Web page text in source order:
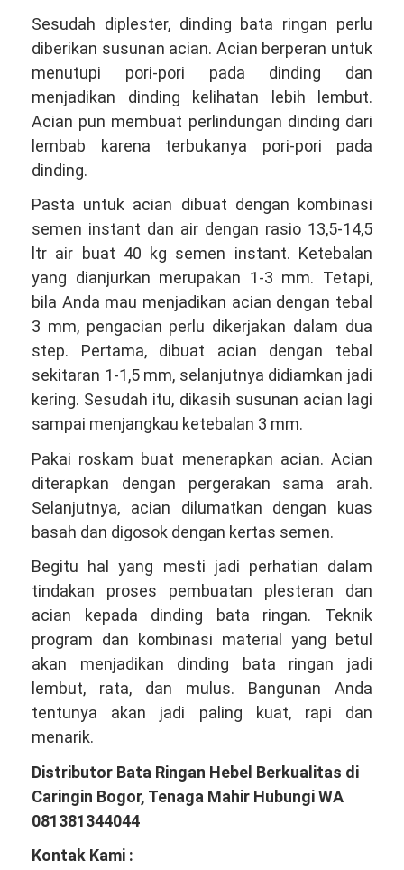
Sesudah diplester, dinding bata ringan perlu
diberikan susunan acian. Acian berperan untuk
menutupi pori-pori pada dinding dan
menjadikan dinding kelihatan lebih lembut.
Acian pun membuat perlindungan dinding dari
lembab karena terbukanya pori-pori pada
dinding.
Pasta untuk acian dibuat dengan kombinasi
semen instant dan air dengan rasio 13,5-14,5
ltr air buat 40 kg semen instant. Ketebalan
yang dianjurkan merupakan 1-3 mm. Tetapi,
bila Anda mau menjadikan acian dengan tebal
3 mm, pengacian perlu dikerjakan dalam dua
step. Pertama, dibuat acian dengan tebal
sekitaran 1-1,5 mm, selanjutnya didiamkan jadi
kering. Sesudah itu, dikasih susunan acian lagi
sampai menjangkau ketebalan 3 mm.
Pakai roskam buat menerapkan acian. Acian
diterapkan dengan pergerakan sama arah.
Selanjutnya, acian dilumatkan dengan kuas
basah dan digosok dengan kertas semen.
Begitu hal yang mesti jadi perhatian dalam
tindakan proses pembuatan plesteran dan
acian kepada dinding bata ringan. Teknik
program dan kombinasi material yang betul
akan menjadikan dinding bata ringan jadi
lembut, rata, dan mulus. Bangunan Anda
tentunya akan jadi paling kuat, rapi dan
menarik.
Distributor Bata Ringan Hebel Berkualitas di
Caringin Bogor, Tenaga Mahir Hubungi WA
081381344044
Kontak Kami :